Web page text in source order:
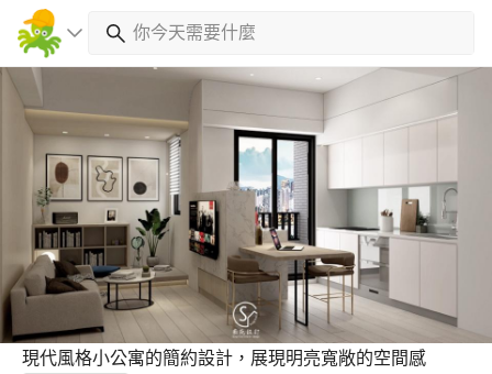
現代風格小公寓的簡約設計，展現明亮寬敞的空間感